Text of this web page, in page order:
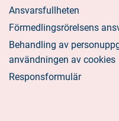
Ansvarsfullheten
Förmedlingsrörelsens
Behandling av
användningen av cookies
Responsformulär